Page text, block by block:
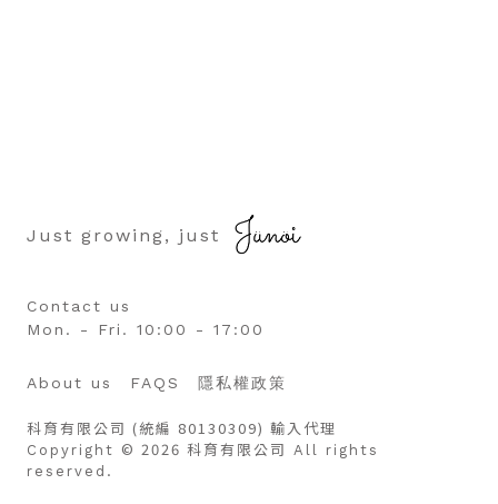
Just growing, just
Contact us
Mon. - Fri. 10:00 - 17:00
About us FAQS 隱私權政策
科育有限公司 (統編 80130309) 輸入代理
Copyright © 2026 科育有限公司 All rights
reserved.